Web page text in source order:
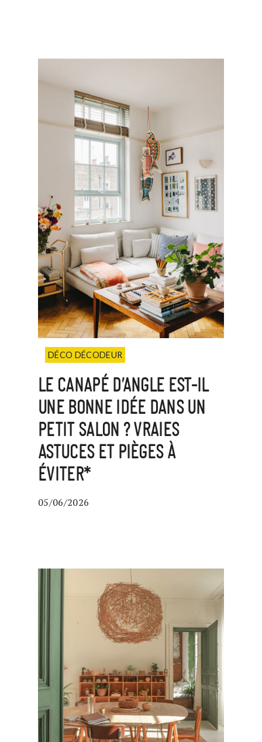
DÉCO DÉCODEUR
LE CANAPÉ D’ANGLE EST-IL
UNE BONNE IDÉE DANS UN
PETIT SALON ? VRAIES
ASTUCES ET PIÈGES À
ÉVITER*
05/06/2026